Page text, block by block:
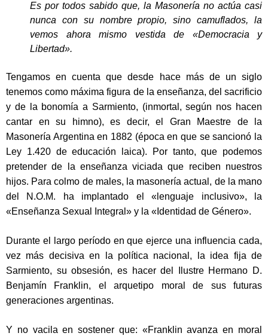
Es por todos sabido que, la Masonería no actúa casi
nunca con su nombre propio, sino camuflados, la
vemos ahora mismo vestida de «Democracia y
Libertad».
Tengamos en cuenta que desde hace más de un siglo
tenemos como máxima figura de la enseñanza, del sacrificio
y de la bonomía a Sarmiento, (inmortal, según nos hacen
cantar en su himno), es decir, el Gran Maestre de la
Masonería Argentina en 1882 (época en que se sancionó la
Ley 1.420 de educación laica). Por tanto, que podemos
pretender de la enseñanza viciada que reciben nuestros
hijos. Para colmo de males, la masonería actual, de la mano
del N.O.M. ha implantado el «lenguaje inclusivo», la
«Enseñanza Sexual Integral» y la «Identidad de Género».
Durante el largo período en que ejerce una influencia cada,
vez más decisiva en la política nacional, la idea fija de
Sarmiento, su obsesión, es hacer del Ilustre Hermano D.
Benjamín Franklin, el arquetipo moral de sus futuras
generaciones argentinas.
Y no vacila en sostener que: «Franklin avanza en moral